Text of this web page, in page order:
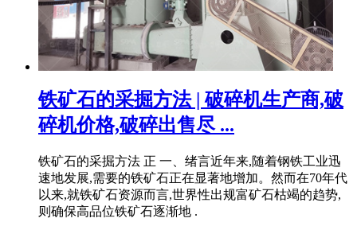
铁矿石的采掘方法 | 破碎机生产商,破
碎机价格,破碎出售尽 ...
铁矿石的采掘方法 正 一、绪言近年来,随着钢铁工业迅
速地发展,需要的铁矿石正在显著地增加。然而在70年代
以来,就铁矿石资源而言,世界性出规富矿石枯竭的趋势,
则确保高品位铁矿石逐渐地 .